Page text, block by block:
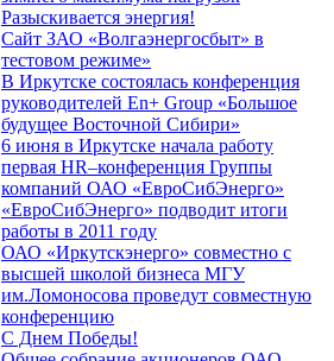
Разыскивается энергия!
Сайт ЗАО «Волгаэнергосбыт» в
тестовом режиме»
В Иркутске состоялась конференция
руководителей En+ Group «Большое
будущее Восточной Сибири»
6 июня в Иркутске начала работу
первая HR–конференция Группы
компаний ОАО «ЕвроСибЭнерго»
«ЕвроСибЭнерго» подводит итоги
работы в 2011 году
ОАО «Иркутскэнерго» совместно с
высшей школой бизнеса МГУ
им.Ломоносова проведут совместную
конференцию
С Днем Победы!